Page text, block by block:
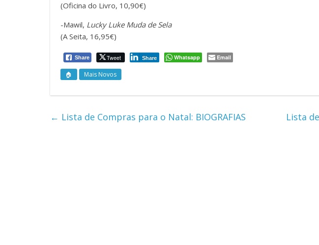
(Oficina do Livro, 10,90€)
-Mawil, Lucky Luke Muda de Sela
(A Seita, 16,95€)
Share Tweet Share Whatsapp Email
🏠 Mais Novos
← Lista de Compras para o Natal: BIOGRAFIAS Lista